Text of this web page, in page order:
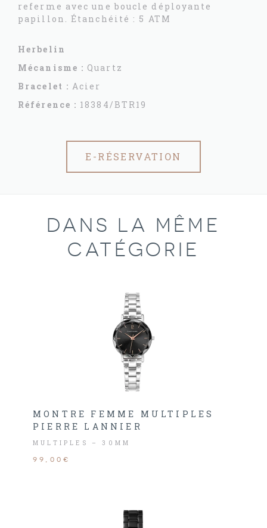
referme avec une boucle déployante
papillon. Étanchéité : 5 ATM
Herbelin
Mécanisme : Quartz
Bracelet : Acier
Référence : 18384/BTR19
E-RÉSERVATION
DANS LA MÊME
CATÉGORIE
MONTRE FEMME MULTIPLES
PIERRE LANNIER
MULTIPLES – 30MM
99,00€